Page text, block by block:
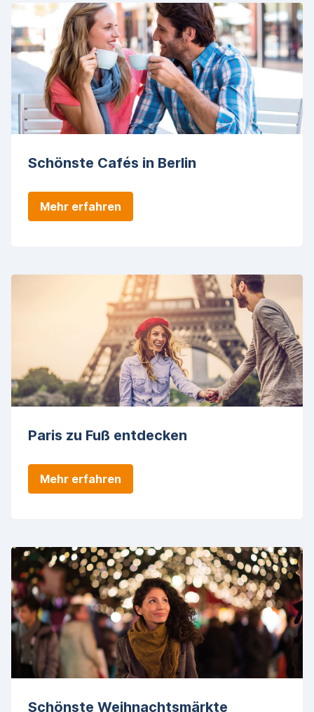
Schönste Cafés in Berlin
Mehr erfahren
Paris zu Fuß entdecken
Mehr erfahren
Schönste Weihnachtsmärkte